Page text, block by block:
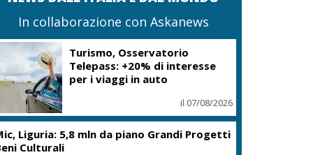
In collaborazione con Askanews
Turismo, Osservatorio
Telepass: +20% di interesse
per i viaggi in auto
il 07/08/2026
Liguria: 5,8 mln da piano Grandi Progetti
Culturali